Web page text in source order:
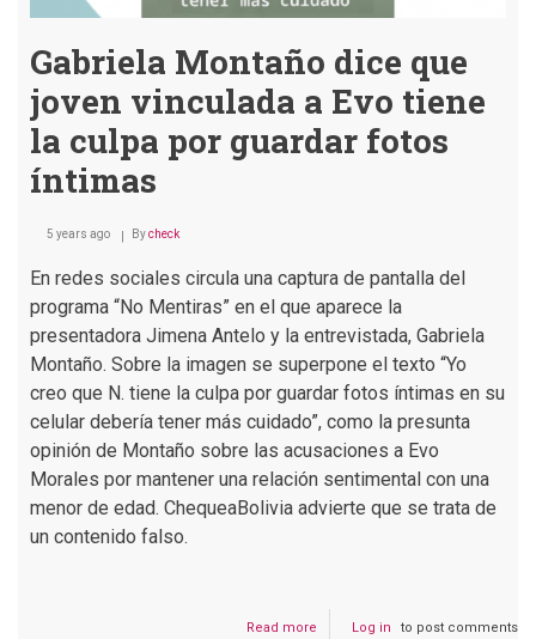
Gabriela Montaño dice que
joven vinculada a Evo tiene
la culpa por guardar fotos
íntimas
5 years ago Bycheck
En redes sociales circula una captura de pantalla del
programa “No Mentiras” en el que aparece la
presentadora Jimena Antelo y la entrevistada, Gabriela
Montaño. Sobre la imagen se superpone el texto “Yo
creo que N. tiene la culpa por guardar fotos íntimas en su
celular debería tener más cuidado”, como la presunta
opinión de Montaño sobre las acusaciones a Evo
Morales por mantener una relación sentimental con una
menor de edad. ChequeaBolivia advierte que se trata de
un contenido falso.
Read more Log in to post comments